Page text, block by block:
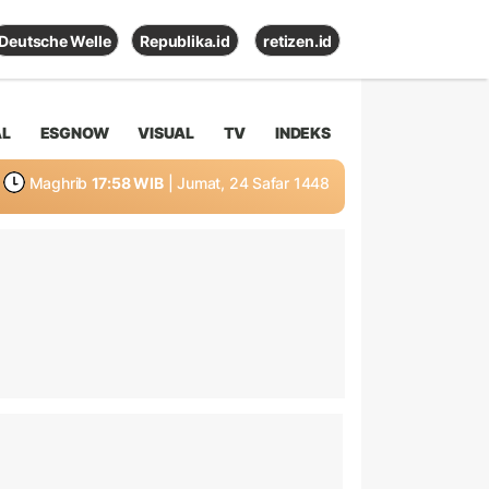
Deutsche Welle Republika.id retizen.id
ESGNOW VISUAL TV INDEKS
Maghrib 17:58 WIB | Jumat, 24 Safar 1448